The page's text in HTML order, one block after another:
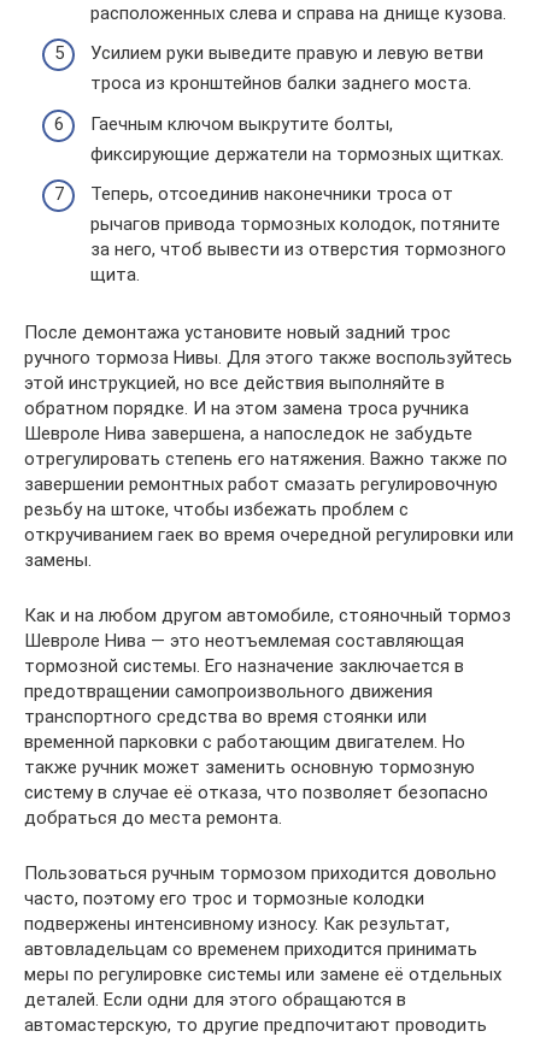
расположенных слева и справа на днище кузова.
Усилием руки выведите правую и левую ветви
троса из кронштейнов балки заднего моста.
Гаечным ключом выкрутите болты,
фиксирующие держатели на тормозных щитках.
Теперь, отсоединив наконечники троса от
рычагов привода тормозных колодок, потяните
за него, чтоб вывести из отверстия тормозного
щита.
После демонтажа установите новый задний трос
ручного тормоза Нивы. Для этого также воспользуйтесь
этой инструкцией, но все действия выполняйте в
обратном порядке. И на этом замена троса ручника
Шевроле Нива завершена, а напоследок не забудьте
отрегулировать степень его натяжения. Важно также по
завершении ремонтных работ смазать регулировочную
резьбу на штоке, чтобы избежать проблем с
откручиванием гаек во время очередной регулировки или
замены.
Как и на любом другом автомобиле, стояночный тормоз
Шевроле Нива — это неотъемлемая составляющая
тормозной системы. Его назначение заключается в
предотвращении самопроизвольного движения
транспортного средства во время стоянки или
временной парковки с работающим двигателем. Но
также ручник может заменить основную тормозную
систему в случае её отказа, что позволяет безопасно
добраться до места ремонта.
Пользоваться ручным тормозом приходится довольно
часто, поэтому его трос и тормозные колодки
подвержены интенсивному износу. Как результат,
автовладельцам со временем приходится принимать
меры по регулировке системы или замене её отдельных
деталей. Если одни для этого обращаются в
автомастерскую, то другие предпочитают проводить